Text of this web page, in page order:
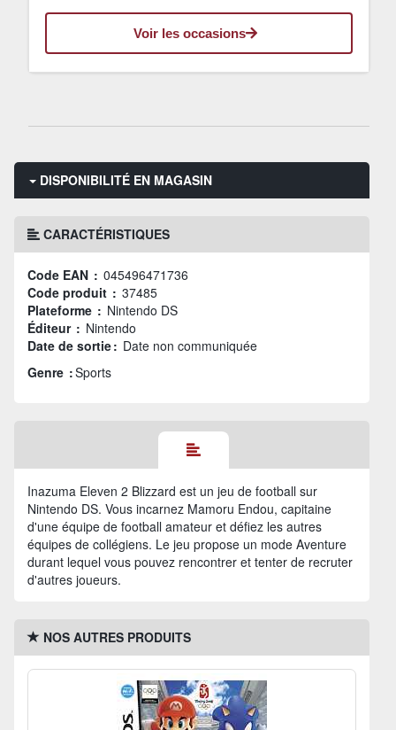
Voir les occasions
DISPONIBILITÉ EN MAGASIN
CARACTÉRISTIQUES
Code EAN : 045496471736
Code produit : 37485
Plateforme : Nintendo DS
Éditeur : Nintendo
Date de sortie : Date non communiquée
Genre :Sports
Inazuma Eleven 2 Blizzard est un jeu de football sur
Nintendo DS. Vous incarnez Mamoru Endou, capitaine
d'une équipe de football amateur et défiez les autres
équipes de collégiens. Le jeu propose un mode Aventure
durant lequel vous pouvez rencontrer et tenter de recruter
d'autres joueurs.
NOS AUTRES PRODUITS